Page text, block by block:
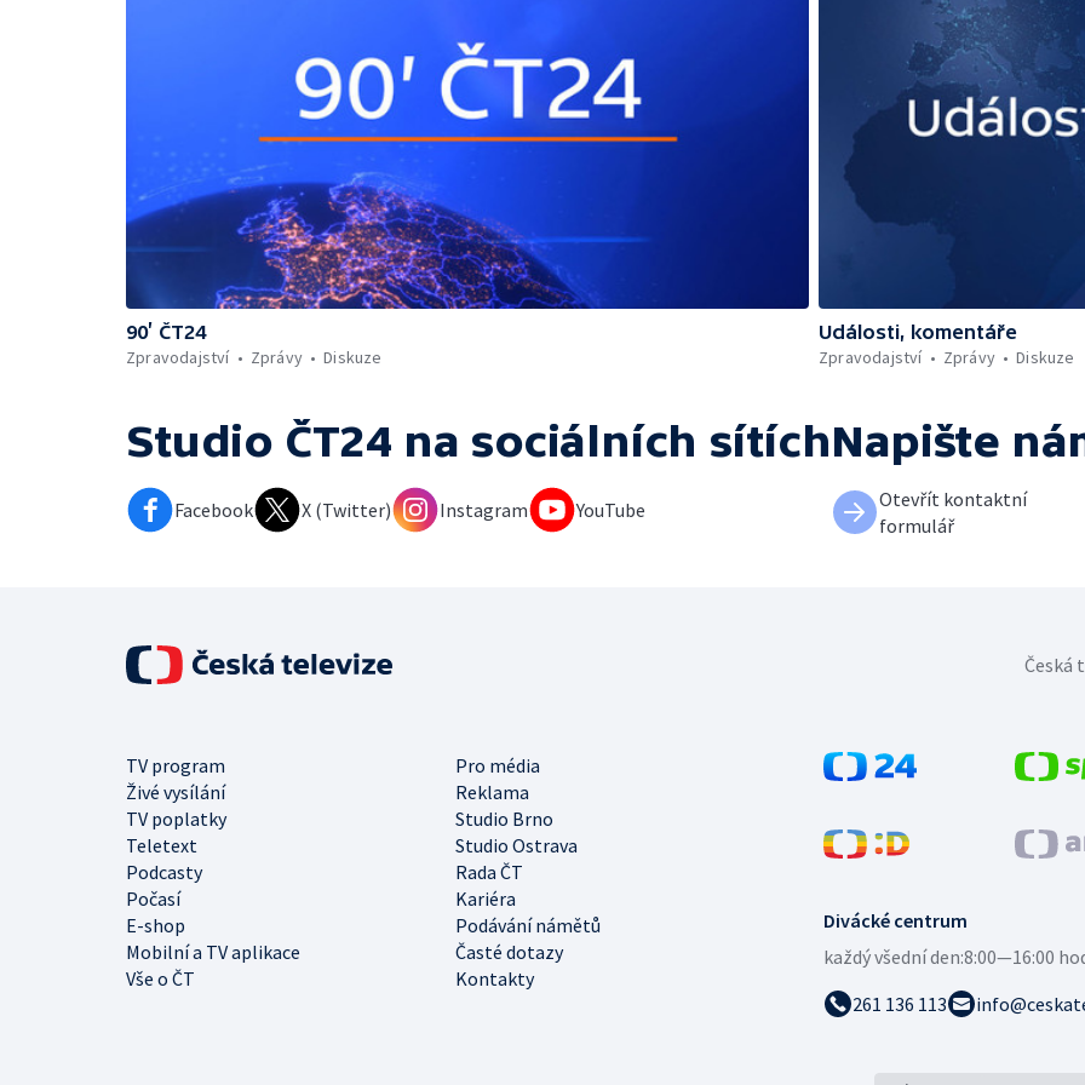
90’ ČT24
Zpravodajství
Zprávy Diskuze
Události, komentáře
Zpravodajství
Zprávy Diskuze
Studio ČT24 na sociálních sítích
Facebook X (Twitter) Instagram YouTube
Napište
Otevřít kontaktní
formulář
Divácké centrum
každý všední den:8:00—16:00
261 136 113
TV program
Pro média
Živé vysílání
Reklama
TV poplatky
Studio Brno
Teletext
Studio Ostrava
Podcasty
Rada ČT
Počasí
Kariéra
E-shop
Podávání námětů
Mobilní a TV aplikace
Časté dotazy
Vše o ČT
Kontakty
Česká